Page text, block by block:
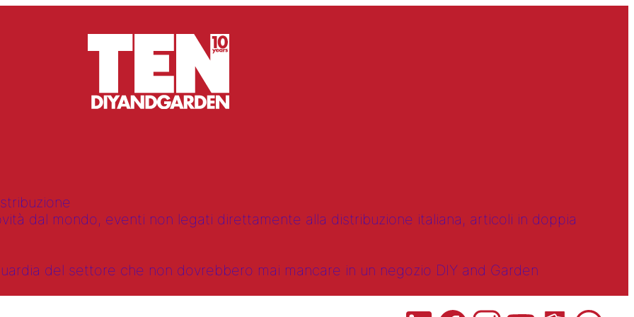
dal mondo, eventi non legati direttamente alla distribuzione italiana, articoli in doppia
del settore che non dovrebbero mai mancare in un negozio DIY and Garden